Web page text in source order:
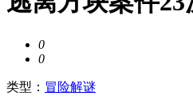
0
0
类型： 冒险解谜